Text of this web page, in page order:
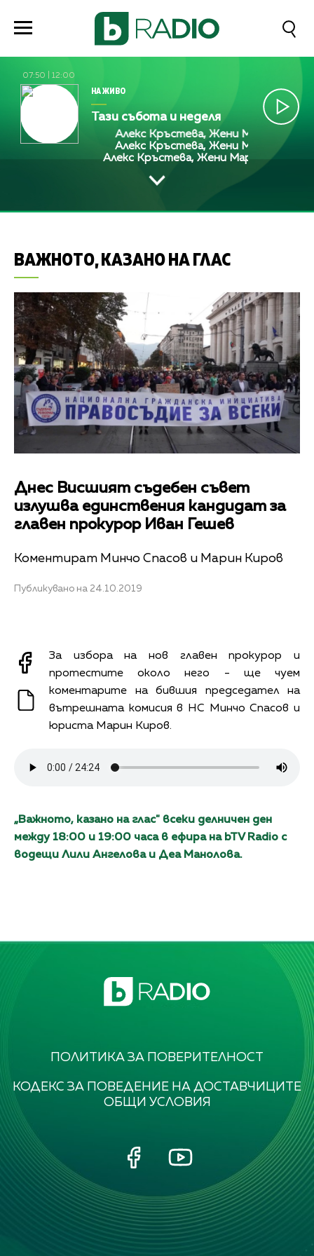
07:50 12:00
НА ЖИВО
Тази събота и неделя
Алекс Кръстева, Жени Марчева и
Алекс Кръстева, Жени Марчева и
Алекс Кръстева, Жени Марчева и
ВАЖНОТО, КАЗАНО НА ГЛАС
Днес Висшият съдебен съвет
излушва единствения кандидат за
главен прокурор Иван Гешев
Коментират Минчо Спасов и Марин Киров
Публикувано на 24.10.2019
За избора на нов главен прокурор и
протестите около него - ще чуем
коментарите на бившия председател на
вътрешната комисия в НС Минчо Спасов и
юриста Марин Киров.
„Вaжното, казано на глас" всеки делничен ден
между 18:00 и 19:00 часа в ефира на bTV Radio с
водещи Лили Ангелова и Дeа Манолова.
ПОЛИТИКА ЗА ПОВЕРИТЕЛНОСТ
КОДЕКС ЗА ПОВЕДЕНИЕ НА ДОСТАВЧИЦИТЕ
ОБЩИ УСЛОВИЯ